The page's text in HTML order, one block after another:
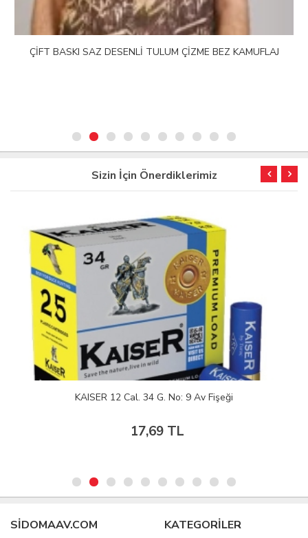
ÇİFT BASKI SAZ DESENLİ TULUM ÇİZME BEZ KAMUFLAJ
Sizin İçin Önerdiklerimiz
KAISER 12 Cal. 34 G. No: 9 Av Fişeği
17,69 TL
SIDOMAAV.COM KATEGORİLER